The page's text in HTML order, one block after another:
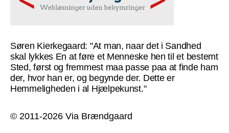
Søren Kierkegaard: "At man, naar det i Sandhed
skal lykkes En at føre et Menneske hen til et bestemt
Sted, først og fremmest maa passe paa at finde ham
der, hvor han er, og begynde der. Dette er
Hemmeligheden i al Hjælpekunst."
© 2011-2026 Via Brændgaard